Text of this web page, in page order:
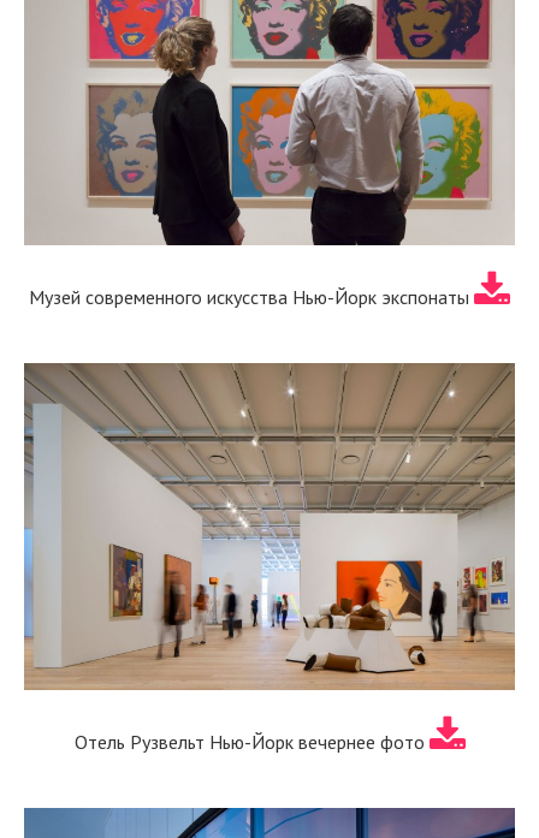
Музей современного искусства Нью-Йорк экспонаты
Отель Рузвельт Нью-Йорк вечернее фото